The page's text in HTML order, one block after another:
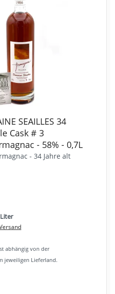
SEAILLES 34
Cask # 3
- 58% - 0,7L
- 34 Jahre alt
abhängig von der
jeweiligen Lieferland.